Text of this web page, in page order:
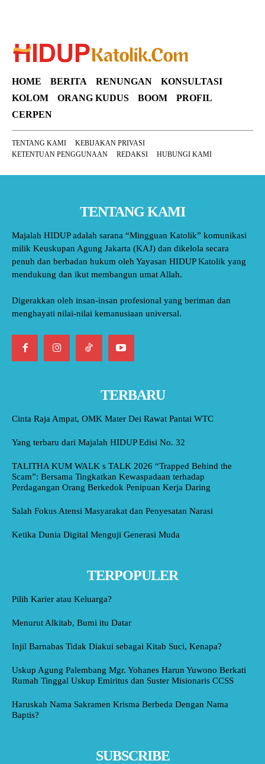
HOME BERITA RENUNGAN
KONSULTASI
KOLOM
ORANG KUDUS BOOM
PROFIL
CERPEN
TENTANG KAMI
KEBIJAKAN PRIVASI
KETENTUAN PENGGUNAAN
REDAKSI HUBUNGI KAMI
TENTANG KAMI
Majalah HIDUP adalah sarana “Mingguan Katolik” komunikasi
milik Keuskupan Agung Jakarta (KAJ) dan dikelola secara
penuh dan berbadan hukum oleh Yayasan HIDUP Katolik yang
mendukung dan ikut membangun umat Allah.
Digerakkan oleh insan-insan profesional yang beriman dan
menghayati nilai-nilai kemanusiaan universal.
TERBARU
Cinta Raja Ampat, OMK Mater Dei Rawat Pantai WTC
Yang terbaru dari Majalah HIDUP Edisi No. 32
TALITHA KUM WALK s TALK 2026 “Trapped Behind the
Scam”: Bersama Tingkatkan Kewaspadaan terhadap
Perdagangan Orang Berkedok Penipuan Kerja Daring
Salah Fokus Atensi Masyarakat dan Penyesatan Narasi
Ketika Dunia Digital Menguji Generasi Muda
TERPOPULER
Pilih Karier atau Keluarga?
Menurut Alkitab, Bumi itu Datar
Injil Barnabas Tidak Diakui sebagai Kitab Suci, Kenapa?
Uskup Agung Palembang Mgr. Yohanes Harun Yuwono Berkati
Rumah Tinggal Uskup Emiritus dan Suster Misionaris CCSS
Haruskah Nama Sakramen Krisma Berbeda Dengan Nama
Baptis?
SUBSCRIBE